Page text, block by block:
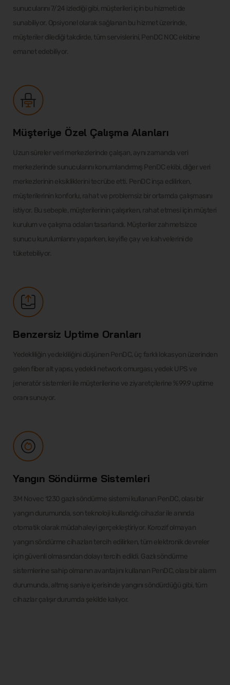
sunucularını 7/24 izlediği gibi, müşterileri için bu hizmeti de
sunabiliyor. Opsiyonel olarak sağlanan bu hizmet üzerinde,
müşteriler dilediği takdirde, tüm servislerini, PenDC NOC ekibine
emanet edebiliyor.
Müşteriye Özel Çalışma Alanları
Uzun süreler veri merkezlerinde çalışan, aynı zamanda veri
merkezlerinde sunucularını konumlandırmış PenDC ekibi, diğer veri
merkezlerinin eksikliklerini tecrübe etti. PenDC inşa edilirken,
müşterilerinin konforlu, rahat ve problemsiz bir ortamda çalışmasını
istiyor. Bu sebeple, müşterilerinin çalışırken, rahat etmesi için müşteri
kurulum ve çalışma odaları tasarlandı. Müşteriler zahmetsizce
sunucu kurulumlarını yaparken, keyifle çay ve kahvelerini de
tüketebiliyor.
Benzersiz Uptime Oranları
Yedekliliğin yedekliliğini düşünen PenDC, üç farklı lokasyon üzerinden
gelen fiber alt yapısı, yedekli network omurgası, yedek UPS ve
jeneratör sistemleri ile müşterilerine ve ziyaretçilerine %99.9 uptime
oranı sunuyor.
Yangın Söndürme Sistemleri
3M Novec 1230 gazlı söndürme sistemi kullanan PenDC, olası bir
yangın durumunda, son teknoloji kullandığı cihazlar ile anında
otomatik olarak müdahaleyi gerçekleştiriyor. Korozif olmayan
yangın söndürme cihazları tercih edilirken, tüm elektronik devreler
için güvenli olmasından dolayı tercih edildi. Gazlı söndürme
sistemlerine sahip olmanın avantajını kullanan PenDC, olası bir alarm
durumunda, altmış saniye içerisinde yangını söndürdüğü gibi, tüm
cihazlar çalışır durumda şekilde kalıyor.